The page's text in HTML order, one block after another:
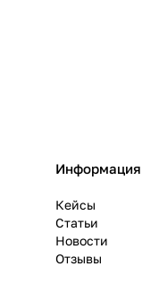
Информация
Кейсы
Статьи
Новости
Отзывы